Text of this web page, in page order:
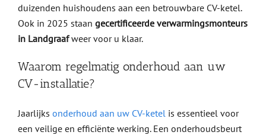
duizenden huishoudens aan een betrouwbare CV-ketel.
Ook in 2025 staan gecertificeerde verwarmingsmonteurs
in Landgraafweer voor u klaar.
Waarom regelmatig onderhoud aan uw
CV-installatie?
Jaarlijks onderhoud aan uw CV-ketel is essentieel voor
een veilige en efficiënte werking. Een onderhoudsbeurt